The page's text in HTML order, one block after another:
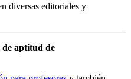
diversas editoriales y
de aptitud de